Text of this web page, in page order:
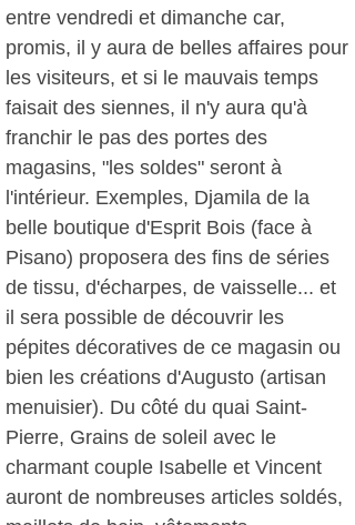
entre vendredi et dimanche car,
promis, il y aura de belles affaires pour
les visiteurs, et si le mauvais temps
faisait des siennes, il n'y aura qu'à
franchir le pas des portes des
magasins, "les soldes" seront à
l'intérieur. Exemples, Djamila de la
belle boutique d'Esprit Bois (face à
Pisano) proposera des fins de séries
de tissu, d'écharpes, de vaisselle... et
il sera possible de découvrir les
pépites décoratives de ce magasin ou
bien les créations d'Augusto (artisan
menuisier). Du côté du quai Saint-
Pierre, Grains de soleil avec le
charmant couple Isabelle et Vincent
auront de nombreuses articles soldés,